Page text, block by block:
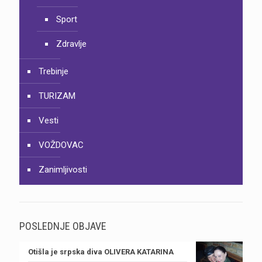
Sport
Zdravlje
Trebinje
TURIZAM
Vesti
VOŽDOVAC
Zanimljivosti
POSLEDNJE OBJAVE
Otišla je srpska diva OLIVERA KATARINA